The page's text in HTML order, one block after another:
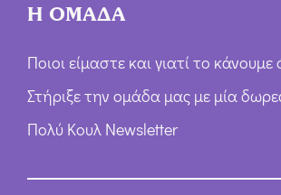
Η ΟΜΑΔΑ
Ποιοι είμαστε και γιατί το
Στήριξε την ομάδα μας με μία
Πολύ Κουλ Newsletter